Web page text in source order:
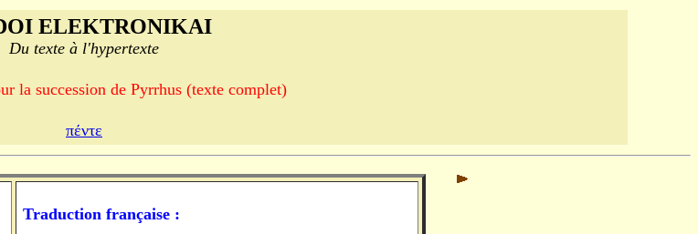
ELEKTRONIKAI
Du texte à l'hypertexte
la succession de Pyrrhus (texte complet)
πέντε
Traduction française :